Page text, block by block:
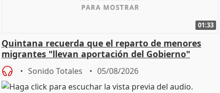
01:33
Quintana recuerda que el reparto de menores
migrantes "llevan aportación del Gobierno"
central
Sonido Totales 05/08/2026